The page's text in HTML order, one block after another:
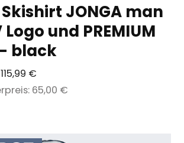
Skishirt JONGA man
Logo und PREMIUM
black
115,99 €
65,00 €